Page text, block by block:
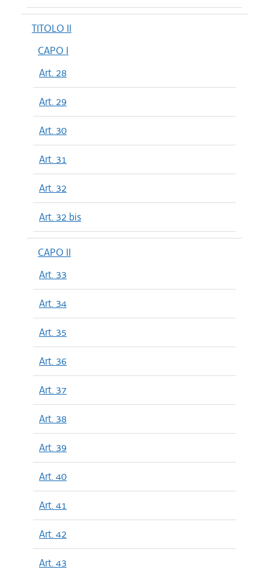
TITOLO II
CAPO I
Art. 28
Art. 29
Art. 30
Art. 31
Art. 32
Art. 32 bis
CAPO II
Art. 33
Art. 34
Art. 35
Art. 36
Art. 37
Art. 38
Art. 39
Art. 40
Art. 41
Art. 42
Art. 43